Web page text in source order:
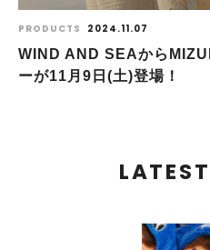
PRODUCTS 2024.11.07
WIND AND SEAから
ーが11⽉9⽇(⼟)登場！